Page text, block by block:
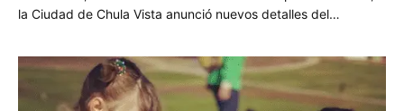
la Ciudad de Chula Vista anunció nuevos detalles del…